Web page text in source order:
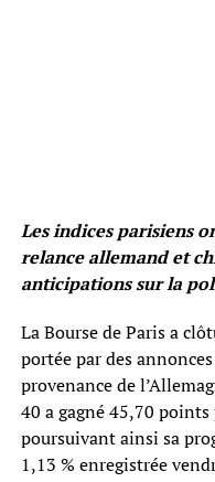
Les indices parisiens
relance allemand et
anticipations sur la
La Bourse de Paris a
portée par des
provenance de
40 a gagné 45,70
poursuivant ainsi sa
1,13 % enregistrée